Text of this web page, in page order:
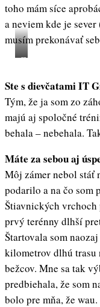
toho mám síce
a neviem kde je
musím prekonávať
Zuzana
archív
Ste s dievčatami IT
Tým, že ja som zo
majú aj spoločné
behala – nebehala.
Máte za sebou aj
Môj zámer nebol stáť
podarilo a na čo som
Štiavnických
prvý terénny dlhší
Štartovala som
kilometrov dlhú trasu
bežcov. Mne sa tak
predbiehala, že som
bolo pre mňa, že wau.